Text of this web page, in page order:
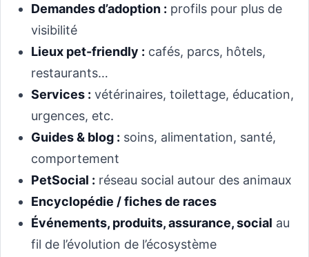
Demandes d’adoption : profils pour plus de
visibilité
Lieux pet-friendly : cafés, parcs, hôtels,
restaurants…
Services : vétérinaires, toilettage, éducation,
urgences, etc.
Guides & blog : soins, alimentation, santé,
comportement
PetSocial : réseau social autour des animaux
Encyclopédie / fiches de races
Événements, produits, assurance, social au
fil de l’évolution de l’écosystème